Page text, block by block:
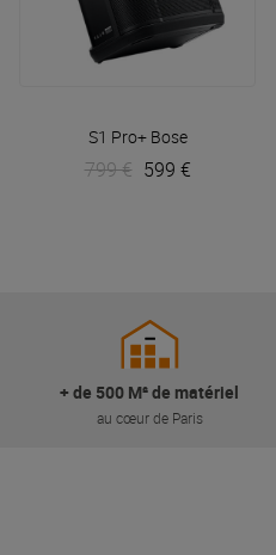
S1 Pro+ Bose
799 € 599 €
+ de 500 M² de matériel
au cœur de Paris